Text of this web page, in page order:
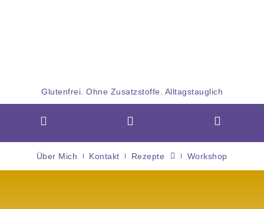
Glutenfrei. Ohne Zusatzstoffe. Alltagstauglich
Über Mich Kontakt Rezepte Workshop